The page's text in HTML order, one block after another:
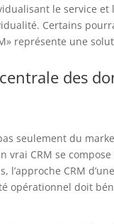
le service et
Certains
représente une
des
seulement du
vrai CRM se
l’approche CRM
opérationnel doit